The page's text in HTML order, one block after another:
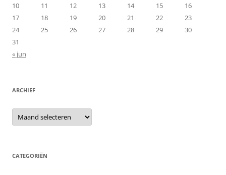
10 11 12 13 14 15
16
17
18 19 20 21 22
23
24
25 26 27 28 29
30
31
« jun
ARCHIEF
Archief
CATEGORIËN